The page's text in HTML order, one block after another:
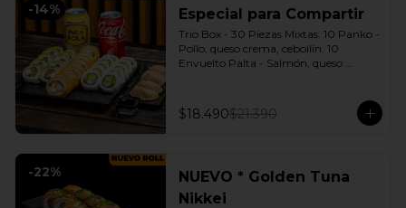
-14% Especial para Compartir
Trio Box - 30 Piezas Mixtas. 10 Panko -
Pollo, queso crema, cebollín. 10
Envuelto Palta - Salmón, queso
2 Bebidas Elección | 3 Salsas a Elección
Soya o Agridulce Bless.
$18.490$21.390
-22%
NUEVO * Golden Tuna
Nikkei